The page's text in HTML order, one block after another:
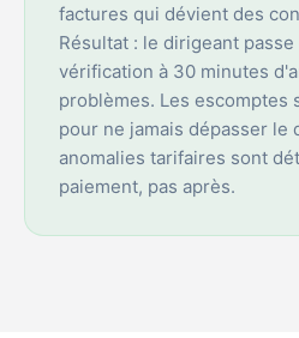
factures qui dévient des
Résultat : le dirigeant
vérification à 30 minutes
problèmes. Les escomptes
pour ne jamais dépasser le
anomalies tarifaires sont
paiement, pas après.